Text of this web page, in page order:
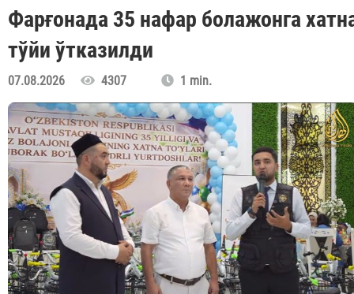
Фарғонада 35 нафар болажонга
тўйи ўтказилди
07.08.2026 4307 1 min.